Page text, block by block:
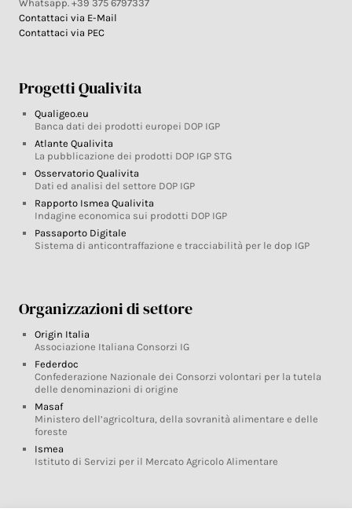
Whatsapp. +39 375 6797337
Contattaci via E-Mail
Contattaci via PEC
Progetti Qualivita
Qualigeo.eu
Banca dati dei prodotti europei DOP IGP
Atlante Qualivita
La pubblicazione dei prodotti DOP IGP STG
Osservatorio Qualivita
Dati ed analisi del settore DOP IGP
Rapporto Ismea Qualivita
Indagine economica sui prodotti DOP IGP
Passaporto Digitale
Sistema di anticontraffazione e tracciabilità per le dop IGP
Organizzazioni di settore
Origin Italia
Associazione Italiana Consorzi IG
Federdoc
Confederazione Nazionale dei Consorzi volontari per la tutela
delle denominazioni di origine
Masaf
Ministero dell’agricoltura, della sovranità alimentare e delle
foreste
Ismea
Istituto di Servizi per il Mercato Agricolo Alimentare